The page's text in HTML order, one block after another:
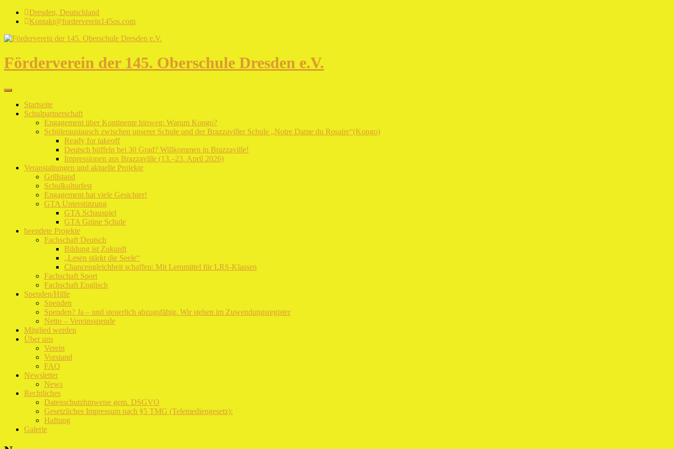
Skip
Dresden, Deutschland
Kontakt@forderverein145os.com
Förderverein der 145. Oberschule Dresden e.V.
Startseite
Schulpartnerschaft
Engagement über Kontinente hinweg: Warum Kongo?
Schüleraustausch zwischen unserer Schule und der Brazzaviller Schule „Notre Dame du Rosaire“(Kongo)
Ready for takeoff
Deutsch büffeln bei 30 Grad? Willkommen in Brazzaville!
Impressionen aus Brazzaville (13.–23. April 2026)
Veranstaltungen und aktuelle Projekte
Grillstand
Schulkulturfest
Engagement hat viele Gesichter!
GTA Unterstützung
GTA Schauspiel
GTA Grüne Schule
beendete Projekte
Fachschaft Deutsch
Bildung ist Zukunft
„Lesen stärkt die Seele“
Chancengleichheit schaffen: Mit Lernmittel für LRS-Klassen
Fachschaft Sport
Fachschaft Englisch
Spenden/Hilfe
Spenden
Spenden? Ja – und steuerlich abzugsfähig. Wir stehen im Zuwendungsregister
Netto – Vereinsspende
Mitglied werden
Über uns
Verein
Vorstand
FAQ
Newsletter
News
Rechtliches
Datenschutzhinweise gem. DSGVO
Gesetzliches Impressum nach §5 TMG (Telemediengesetz):
Haftung
Galerie